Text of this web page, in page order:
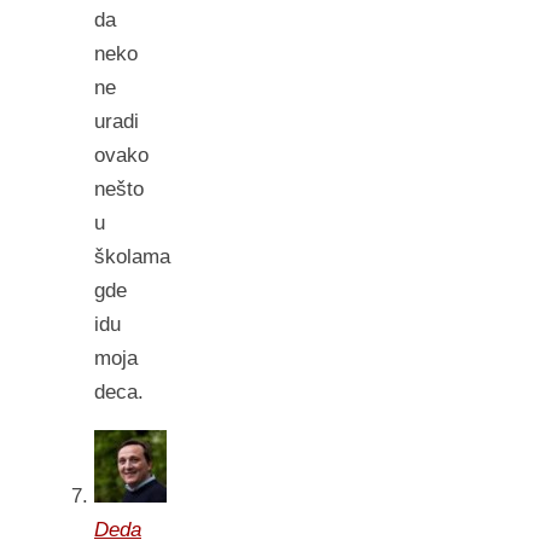
da
neko
ne
uradi
ovako
nešto
u
školama
gde
idu
moja
deca.
Deda